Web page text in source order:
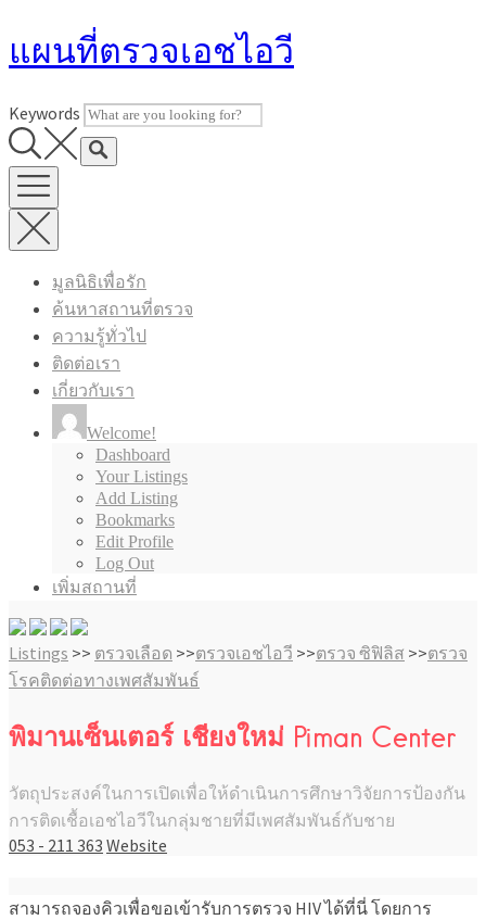
to
แผนที่ตรวจเอชไอวี
Keywords
มูลนิธิเพื่อรัก
ค้นหาสถานที่ตรวจ
ความรู้ทั่วไป
ติดต่อเรา
เกี่ยวกับเรา
Welcome!
Dashboard
Your Listings
Add Listing
Bookmarks
Edit Profile
Log Out
เพิ่มสถานที่
Listings >> ตรวจเลือด >>ตรวจเอชไอวี >>ตรวจ ซิฟิลิส >>ตรวจ
โรคติดต่อทางเพศสัมพันธ์
พิมานเซ็นเตอร์ เชียงใหม่ Piman Center
วัตถุประสงค์ในการเปิดเพื่อให้ดำเนินการศึกษาวิจัยการป้องกัน
การติดเชื้อเอชไอวีในกลุ่มชายที่มีเพศสัมพันธ์กับชาย
053 - 211 363 Website
สามารถจองคิวเพื่อขอเข้ารับการตรวจ HIV ได้ที่นี่ โดยการ